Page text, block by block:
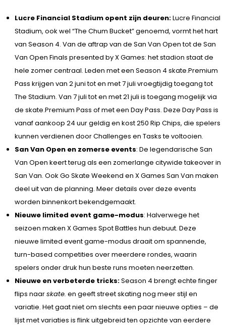
Lucre Financial Stadium opent zijn deuren:Lucre Financial
Stadium, ook wel “The Chum Bucket” genoemd, vormt het hart
van Season 4. Van de aftrap van de San Van Open tot de San
Van Open Finals presented by X Games: het stadion staat de
hele zomer centraal. Leden met een Season 4 skate.Premium
Pass krijgen van 2 juni tot en met 7 juli vroegtijdig toegang tot
The Stadium. Van 7 juli tot en met 21 juli is toegang mogelijk via
de skate.Premium Pass of met een Day Pass. Deze Day Pass is
vanaf aankoop 24 uur geldig en kost 250 Rip Chips, die spelers
kunnen verdienen door Challenges en Tasks te voltooien.
San Van Open en zomerse events: De legendarische San
Van Open keert terug als een zomerlange citywide takeover in
San Van. Ook Go Skate Weekend en X Games San Van maken
deel uit van de planning. Meer details over deze events
worden binnenkort bekendgemaakt.
Nieuwe limited event game-modus: Halverwege het
seizoen maken X Games Spot Battles hun debuut. Deze
nieuwe limited event game-modus draait om spannende,
turn-based competities over meerdere rondes, waarin
spelers onder druk hun beste runs moeten neerzetten.
Nieuwe en verbeterde tricks:Season 4 brengt echte finger
flips naarskate. en geeft street skating nog meer stijl en
variatie. Het gaat niet om slechts een paar nieuwe opties – de
lijst met variaties is flink uitgebreid ten opzichte van eerdere